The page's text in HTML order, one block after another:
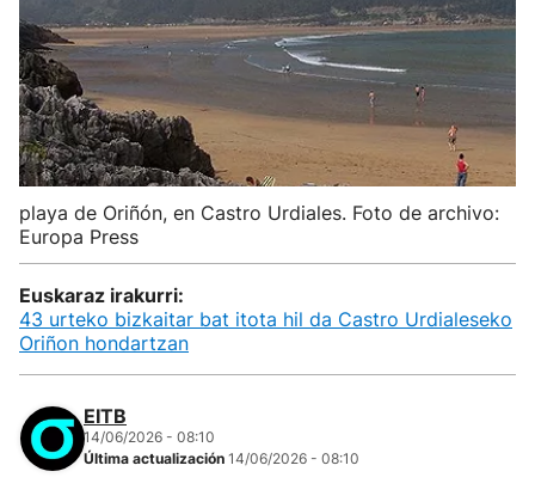
playa de Oriñón, en Castro Urdiales. Foto de archivo:
Europa Press
Euskaraz irakurri:
43 urteko bizkaitar bat itota hil da Castro Urdialeseko
Oriñon hondartzan
EITB
14/06/2026 - 08:10
Última actualización 14/06/2026 - 08:10